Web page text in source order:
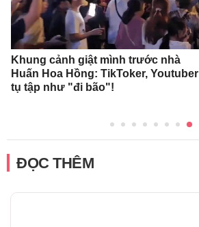
Khung cảnh giật mình trước nhà
Huấn Hoa Hồng: TikToker, Youtuber
tụ tập như "đi bão"!
ĐỌC THÊM